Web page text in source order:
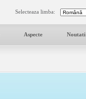
Selecteaza limba:
Aspecte Noutati